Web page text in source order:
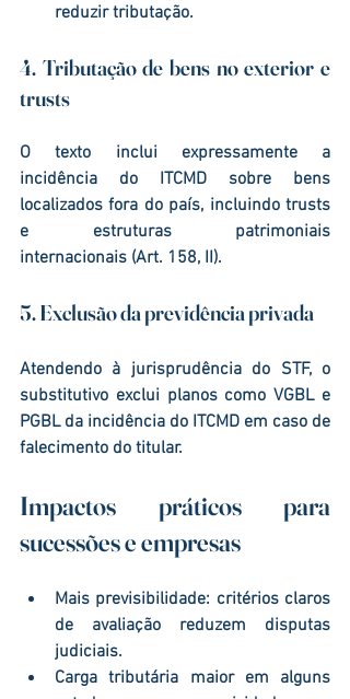
reduzir tributação.
4. Tributação de bens no exterior e
trusts
O texto inclui expressamente a
incidência do ITCMD sobre bens
localizados fora do país, incluindo trusts
e estruturas patrimoniais
internacionais (Art. 158, II).
5. Exclusão da previdência privada
Atendendo à jurisprudência do STF, o
substitutivo exclui planos como VGBL e
PGBL da incidência do ITCMD em caso de
falecimento do titular.
Impactos práticos para
sucessões e empresas
Mais previsibilidade: critérios claros
de avaliação reduzem disputas
judiciais.
Carga tributária maior em alguns